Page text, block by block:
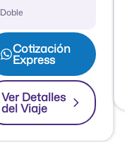
Doble
Cotización
Express
Ver Detalles
del Viaje